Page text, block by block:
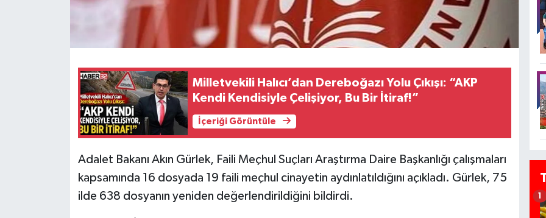
Milletvekili Halıcı’dan Dereboğazı Yolu Çıkışı: “AKP
Kendi Kendisiyle Çelişiyor, Bu Bir İtiraf!”
İçeriği Görüntüle
Adalet Bakanı Akın Gürlek, Faili Meçhul Suçları Araştırma Daire Başkanlığı çalışmaları
kapsamında 16 dosyada 19 faili meçhul cinayetin aydınlatıldığını açıkladı. Gürlek, 75
ilde 638 dosyanın yeniden değerlendirildiğini bildirdi.
1
RESMİ İLANLAR
Teknoloji